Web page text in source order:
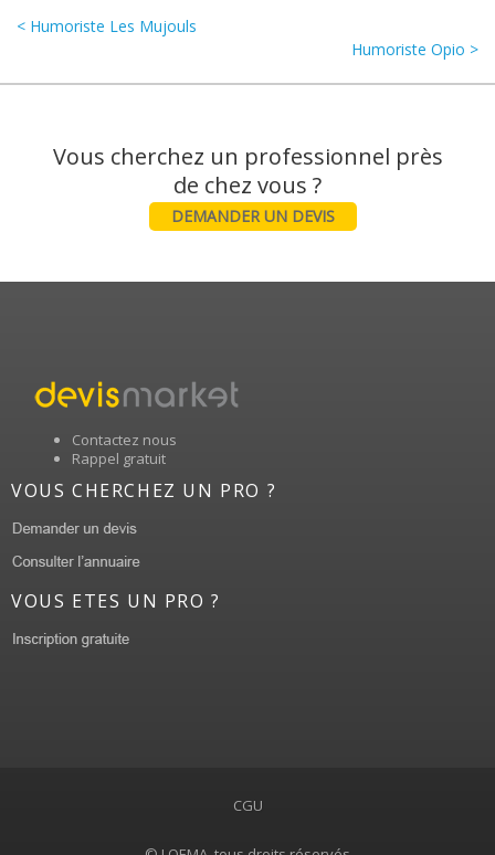
< Humoriste Les Mujouls
Humoriste Opio >
Vous cherchez un professionnel près
DEMANDER UN DEVIS
Contactez nous
Rappel gratuit
VOUS CHERCHEZ UN PRO ?
VOUS ETES UN PRO ?
CGU